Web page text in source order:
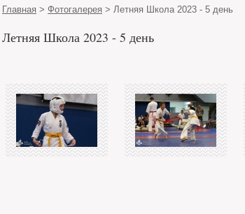
Главная > Фотогалерея > Летняя Школа 2023 - 5 день
Летняя Школа 2023 - 5 день